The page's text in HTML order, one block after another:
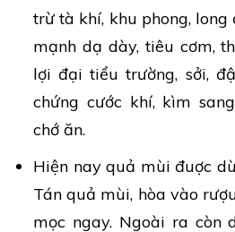
trừ tà khí, khu phong,
mạnh dạ dày, tiêu cơm,
lợi đại tiểu trường, sởi,
chứng cước khí, kìm
chớ ăn.
Hiện nay quả mùi đuợc
Tán quả mùi, hòa vào
mọc ngay. Ngoài ra còn